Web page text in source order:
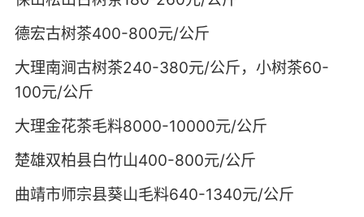
德宏古树茶400-800元/公斤
大理南涧古树茶240-380元/公斤，小树茶60-
100元/公斤
大理金花茶毛料8000-10000元/公斤
楚雄双柏县白竹山400-800元/公斤
曲靖市师宗县葵山毛料640-1340元/公斤